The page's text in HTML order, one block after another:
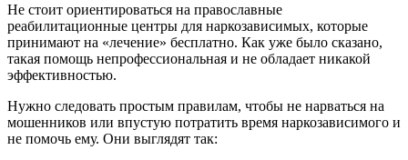
Не стоит ориентироваться на православные
реабилитационные центры для наркозависимых, которые
принимают на «лечение» бесплатно. Как уже было сказано,
такая помощь непрофессиональная и не обладает никакой
эффективностью.
Нужно следовать простым правилам, чтобы не нарваться на
мошенников или впустую потратить время наркозависимого и
не помочь ему. Они выглядят так: